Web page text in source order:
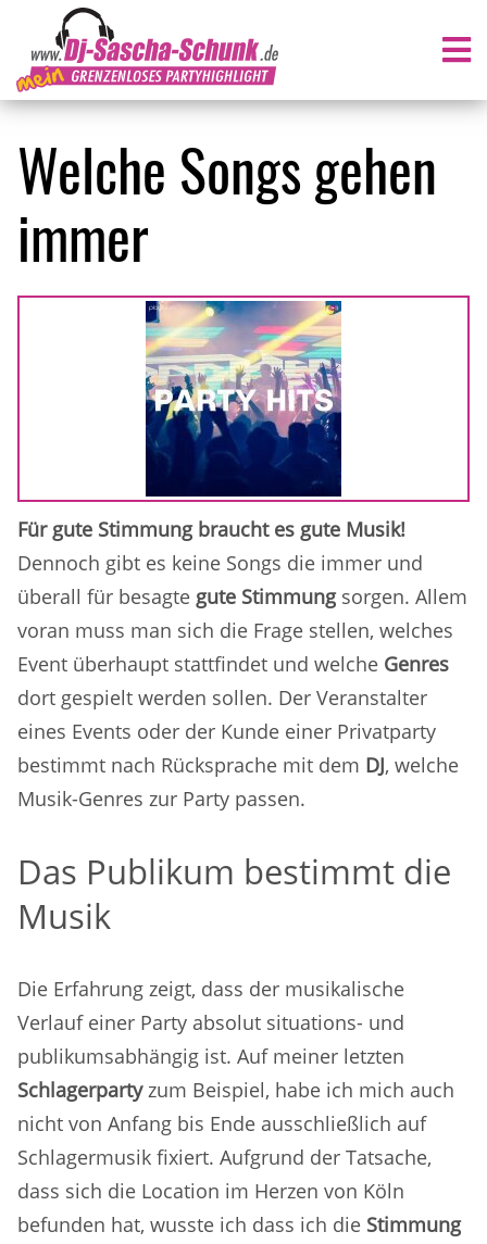
Welche Songs gehen
immer
Für gute Stimmung braucht es gute Musik!
Dennoch gibt es keine Songs die immer und
überall für besagte gute Stimmungsorgen. Allem
voran muss man sich die Frage stellen, welches
Event überhaupt stattfindet und welche Genres
dort gespielt werden sollen. Der Veranstalter
eines Events oder der Kunde einer Privatparty
bestimmt nach Rücksprache mit dem DJ, welche
Musik-Genres zur Party passen.
Das Publikum bestimmt die
Musik
Die Erfahrung zeigt, dass der musikalische
Verlauf einer Party absolut situations- und
publikumsabhängig ist. Auf meiner letzten
Schlagerpartyzum Beispiel, habe ich mich auch
nicht von Anfang bis Ende ausschließlich auf
Schlagermusik fixiert. Aufgrund der Tatsache,
dass sich die Location im Herzen von Köln
befunden hat, wusste ich dass ich die Stimmung